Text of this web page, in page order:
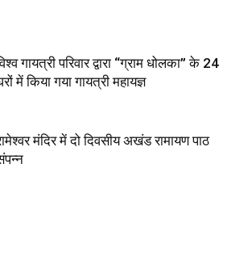
गायत्री परिवार द्वारा “ग्राम धोलका” के 24
में किया गया गायत्री महायज्ञ
मंदिर में दो दिवसीय अखंड रामायण पाठ